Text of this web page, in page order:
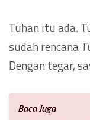
Tuhan itu ada.
sudah rencana
Dengan tegar,
Baca Juga